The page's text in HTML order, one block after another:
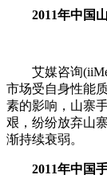
2011年中国
艾媒咨询
市场受自身性能
素的影响，山寨
艰，纷纷放弃山
渐持续衰弱。
2011年中国